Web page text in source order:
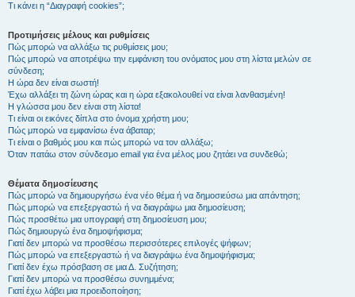
Τι κάνει η “Διαγραφή cookies”;
Προτιμήσεις μέλους και ρυθμίσεις
Πώς μπορώ να αλλάξω τις ρυθμίσεις μου;
Πώς μπορώ να αποτρέψω την εμφάνιση του ονόματος μου στη λίστα μελών σε
σύνδεση;
Η ώρα δεν είναι σωστή!
Έχω αλλάξει τη ζώνη ώρας και η ώρα εξακολουθεί να είναι λανθασμένη!
Η γλώσσα μου δεν είναι στη λίστα!
Τι είναι οι εικόνες δίπλα στο όνομα χρήστη μου;
Πώς μπορώ να εμφανίσω ένα άβαταρ;
Τι είναι ο βαθμός μου και πώς μπορώ να τον αλλάξω;
Όταν πατάω στον σύνδεσμο email για ένα μέλος μου ζητάει να συνδεθώ;
Θέματα δημοσίευσης
Πώς μπορώ να δημιουργήσω ένα νέο θέμα ή να δημοσιεύσω μια απάντηση;
Πώς μπορώ να επεξεργαστώ ή να διαγράψω μια δημοσίευση;
Πώς προσθέτω μια υπογραφή στη δημοσίευση μου;
Πώς δημιουργώ ένα δημοψήφισμα;
Γιατί δεν μπορώ να προσθέσω περισσότερες επιλογές ψήφων;
Πώς μπορώ να επεξεργαστώ ή να διαγράψω ένα δημοψήφισμα;
Γιατί δεν έχω πρόσβαση σε μια Δ. Συζήτηση;
Γιατί δεν μπορώ να προσθέσω συνημμένα;
Γιατί έχω λάβει μια προειδοποίηση;